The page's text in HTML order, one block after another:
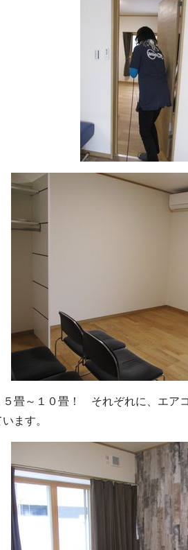
５畳～１０畳！ それぞれに、エア
ます。